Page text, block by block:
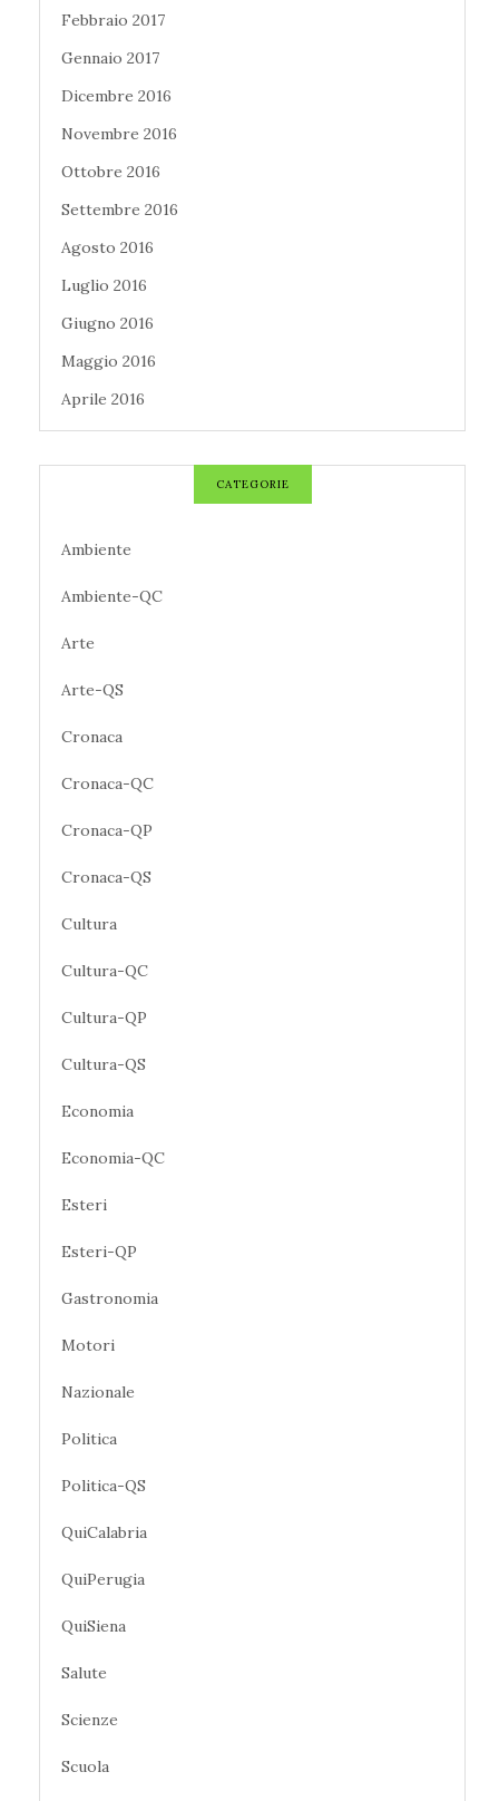
Febbraio 2017
Gennaio 2017
Dicembre 2016
Novembre 2016
Ottobre 2016
Settembre 2016
Agosto 2016
Luglio 2016
Giugno 2016
Maggio 2016
Aprile 2016
CATEGORIE
Ambiente
Ambiente-QC
Arte
Arte-QS
Cronaca
Cronaca-QC
Cronaca-QP
Cronaca-QS
Cultura
Cultura-QC
Cultura-QP
Cultura-QS
Economia
Economia-QC
Esteri
Esteri-QP
Gastronomia
Motori
Nazionale
Politica
Politica-QS
QuiCalabria
QuiPerugia
QuiSiena
Salute
Scienze
Scuola